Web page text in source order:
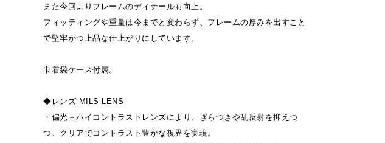
また今回よりフレームのディテールも向上。
フィッティングや重量は今までと変わらず、フレームの厚みを出すこと
で堅牢かつ上品な仕上がりにしています。
巾着袋ケース付属。
◆レンズ-MILS LENS
・偏光＋ハイコントラストレンズにより、ぎらつきや乱反射を抑えつ
つ、クリアでコントラスト豊かな視界を実現。